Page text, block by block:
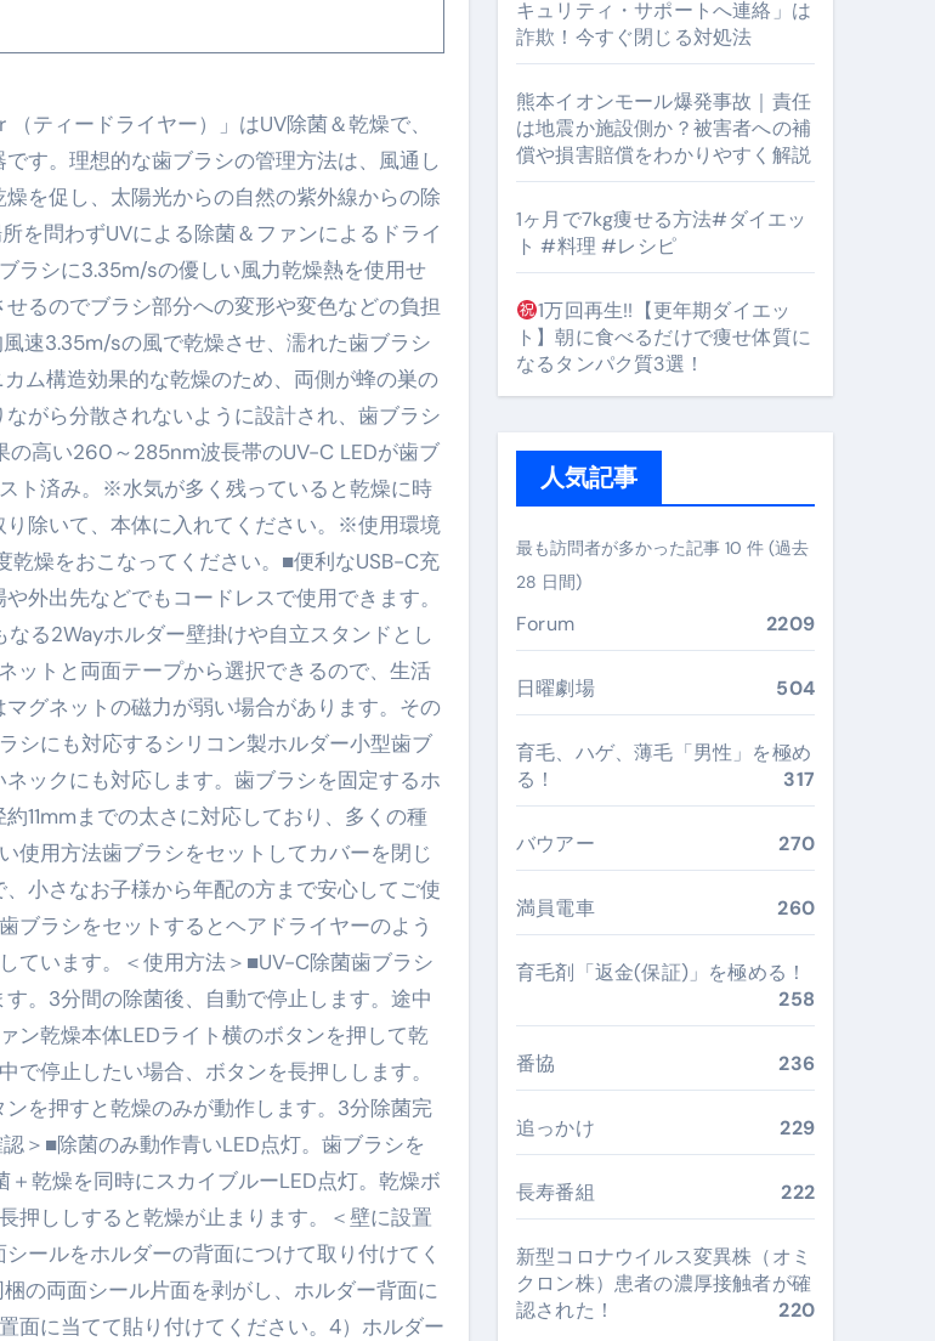
わかる効果まとめ】#アーモンド #ダイエット #筋トレ #美容 #健康 #雑学 #ナレーター #小林将大
ひろゆきさんならどちらを選びますか？ #shorts
せん
ネスの信用を築く――そのすべての起点となるのが独自ドメイン
そ買い時！ゲーミングPC・高性能BTOを最安で手に入れる方法
× iMazing で完成する「究極のスマホ防衛システム」完全ガイド
モバイル「Fitプラン」完全ガイド
間 ― 科学的メソッドで英語脳を作る完全ガイド
イ朝食付き割引まで網羅 ― “失敗せずに選ぶ”実践大全
テルが“セット割”で最安級！ スカイマーク／Peach／FDA／ソラシドエアを目的別に選ぶコツと、失敗し
ご紹介
何をするサイトか”が一目で伝わる。いま選ばれている新定番ドメイン
る効果まとめ】#梅干し #ダイエット #筋トレ #美容 #健康 #雑学 #ナレーター #小林将大
でわかる効果まとめ】#ダイエット #筋トレ #美容 #健康 #雑学 #ナレーター #小林将大
る効果まとめ】#バナナ #ダイエット #筋トレ #美容 #健康 #雑学 #ナレーター #小林将大
か？ #ダイエット #プロテイン #痩せる
メインなら“全部まとめて”安心スタート
首・足元の冷えを根こそぎ防ぐ！素材別おすすめ・選び方・洗い方・Q&Aまで
ト・羽毛・人工羽毛・調温・吸湿発熱…あなたの寝室に最適解を出す快眠ガイド
ト・ツイスト・天然木まで徹底分類！室内で“足腰と体幹”を育てる選び方＆続け方ガイド
ト割完全攻略ガイド｜海外・国内旅行を最安値で実現する究極の旅術
、最大の感染対策になる ―
）とは何か──「飲む」という行為を再定義する新しいサプリ体験
だのイベント」を一生の思い出に変える完全ガイドブック
の“重だるさ”を軽くする選択肢
寒・撥水・作業用（ニトリル/ビニール）まで目的別に失敗しない
防水・充電方式まで失敗しない選び方
ティードライヤー）」はUV除菌＆乾燥で、
す。理想的な歯ブラシの管理方法は、風通し
を促し、太陽光からの自然の紫外線からの除
を問わずUVによる除菌＆ファンによるドライ
ラシに3.35m/sの優しい風力乾燥熱を使用せ
るのでブラシ部分への変形や変色などの負担
速3.35m/sの風で乾燥させ、濡れた歯ブラシ
ム構造効果的な乾燥のため、両側が蜂の巣の
がら分散されないように設計され、歯ブラシ
の高い260～285nm波長帯のUV-C LEDが歯ブ
ト済み。※水気が多く残っていると乾燥に時
除いて、本体に入れてください。※使用環境
乾燥をおこなってください。■便利なUSB-C充
外出先などでもコードレスで使用できます。
る2Wayホルダー壁掛けや自立スタンドとし
ットと両面テープから選択できるので、生活
グネットの磁力が弱い場合があります。その
シにも対応するシリコン製ホルダー小型歯ブ
ックにも対応します。歯ブラシを固定するホ
11mmまでの太さに対応しており、多くの種
使用方法歯ブラシをセットしてカバーを閉じ
小さなお子様から年配の方まで安心してご使
ブラシをセットするとヘアドライヤーのよう
ています。＜使用方法＞■UV-C除菌歯ブラシ
。3分間の除菌後、自動で停止します。途中
ン乾燥本体LEDライト横のボタンを押して乾
停止したい場合、ボタンを長押しします。
を押すと乾燥のみが動作します。3分除菌完
＞■除菌のみ動作青いLED点灯。歯ブラシを
乾燥を同時にスカイブルーLED点灯。乾燥ボ
押ししすると乾燥が止まります。＜壁に設置
ールをホルダーの背面につけて取り付けてく
の両面シール片面を剥がし、ホルダー背面に
面に当てて貼り付けてください。4）ホルダー
キュリティ・サポートへ連絡」は
詐欺！今すぐ閉じる対処法
熊本イオンモール爆発事故｜責任
は地震か施設側か？被害者への補
償や損害賠償をわかりやすく解説
1ヶ月で7kg痩せる方法#ダイエッ
ト #料理 #レシピ
1万回再生!!【更年期ダイエッ
ト】朝に食べるだけで痩せ体質に
なるタンパク質3選！
人気記事
最も訪問者が多かった記事 10 件 (過去
28 日間)
Forum 2209
日曜劇場 504
育毛、ハゲ、薄毛「男性」を極め
る！
317
バウアー 270
満員電車 260
育毛剤「返金(保証)」を極める！
258
番協 236
追っかけ 229
長寿番組 222
新型コロナウイルス変異株（オミ
クロン株）患者の濃厚接触者が確
認された！
220